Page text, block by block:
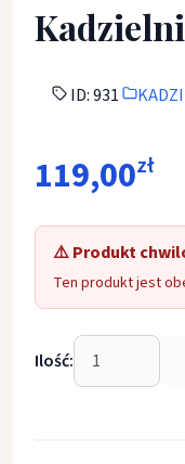
ID: 931
119,00zł
⚠️ Produkt
Ten produkt jest
Ilość: